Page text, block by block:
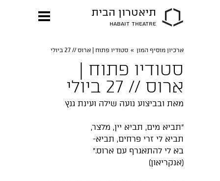
תיאטרון הבית
HABAIT THEATRE
ארכיון מוסיף המון » סטודיו פתוח | ארוס // 27 ביולי
סטודיו פתוח |
ארוס // 27 ביולי
מאת ובביצוע נועה שילה ועינת גנץ
"תביא מים, תביא יין, מלצר,
תביא לי זרי פרחים, תביא-
בא לי להתאגרף עם ארוס."
(אנקריאון)